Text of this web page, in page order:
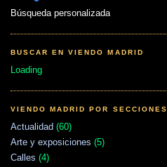
Búsqueda personalizada
BUSCAR EN VIENDO MADRID
Loading
VIENDO MADRID POR SECCIONES
Actualidad (60)
Arte y exposiciones (5)
Calles (4)